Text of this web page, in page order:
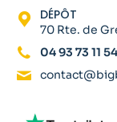
DÉPÔT
70 Rte. de
04 93 73 11 54